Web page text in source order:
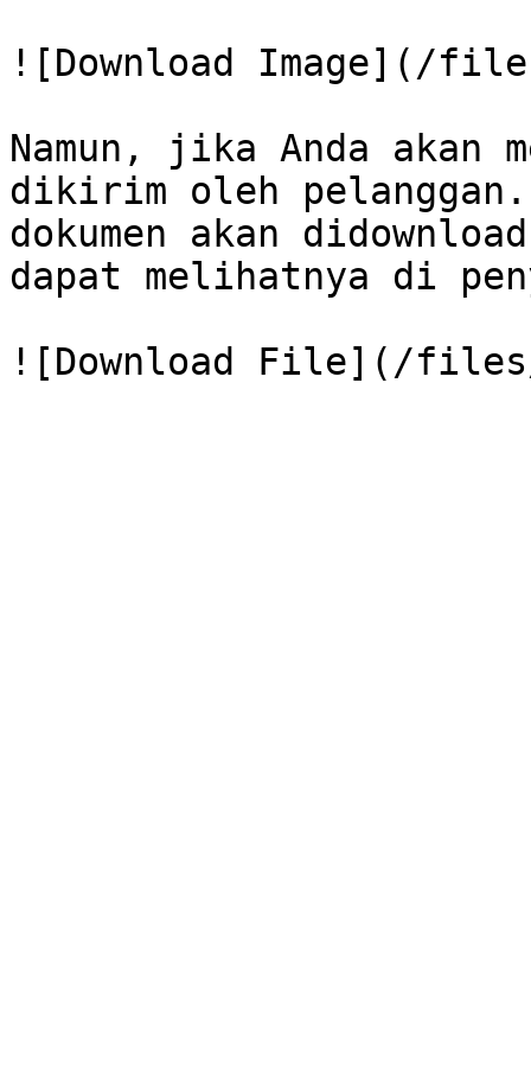
![Download Image](/
Namun, jika Anda akan
dikirim oleh pelanggan.
dokumen akan
dapat melihatnya di